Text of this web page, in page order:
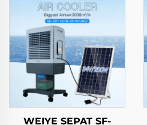
Carbono Revestimento
Rubi Halógeno IP65
WEIYE SEPAT SF-